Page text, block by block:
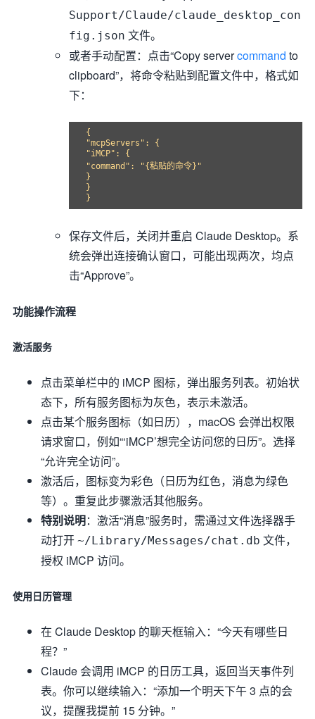
Support/Claude/claude_desktop_con
fig.json 文件。
或者手动配置：点击“Copy servercommand to
clipboard”，将命令粘贴到配置文件中，格式如
下：
{
"mcpServers": {
"iMCP": {
"command": "{粘贴的命令}"
}
}
保存文件后，关闭并重启 Claude Desktop。系
统会弹出连接确认窗口，可能出现两次，均点
击“Approve”。
功能操作流程
激活服务
点击菜单栏中的 iMCP 图标，弹出服务列表。初始状
态下，所有服务图标为灰色，表示未激活。
点击某个服务图标（如日历），macOS 会弹出权限
请求窗口，例如“‘iMCP’想完全访问您的日历”。选择
“允许完全访问”。
激活后，图标变为彩色（日历为红色，消息为绿色
等）。重复此步骤激活其他服务。
特别说明：激活“消息”服务时，需通过文件选择器手
动打开 ~/Library/Messages/chat.db 文件，
授权 iMCP 访问。
使用日历管理
在 Claude Desktop 的聊天框输入：“今天有哪些日
程？”
Claude 会调用 iMCP 的日历工具，返回当天事件列
表。你可以继续输入：“添加一个明天下午 3 点的会
议，提醒我提前 15 分钟。”